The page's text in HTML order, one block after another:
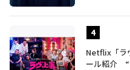
Netflix「ラ
ール紹介 “